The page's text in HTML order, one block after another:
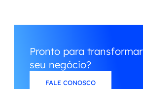
Pronto para transformar
seu negócio?
FALE CONOSCO